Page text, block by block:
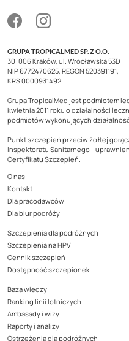
GRUPA TROPICALMED SP. Z O.O.
30-006 Kraków, ul. Wrocławska 53D
NIP 6772470625, REGON 520391191,
KRS 0000931492
Grupa TropicalMed jest podmiotem
kwietnia 2011 roku o działalności
podmiotów wykonujących
Punkt szczepień przeciw żółtej
Inspektoratu Sanitarnego -
Certyfikatu Szczepień.
O nas
Kontakt
Dla pracodawców
Dla biur podróży
Szczepienia dla podróżnych
Szczepienia na HPV
Cennik szczepień
Dostępność szczepionek
Baza wiedzy
Ranking linii lotniczych
Ambasady i wizy
Raporty i analizy
Ostrzeżenia dla podróżnych